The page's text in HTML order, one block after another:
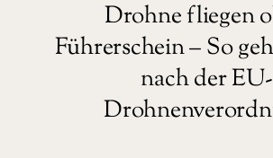
Drohne fliegen
Führerschein – So
nach der EU-